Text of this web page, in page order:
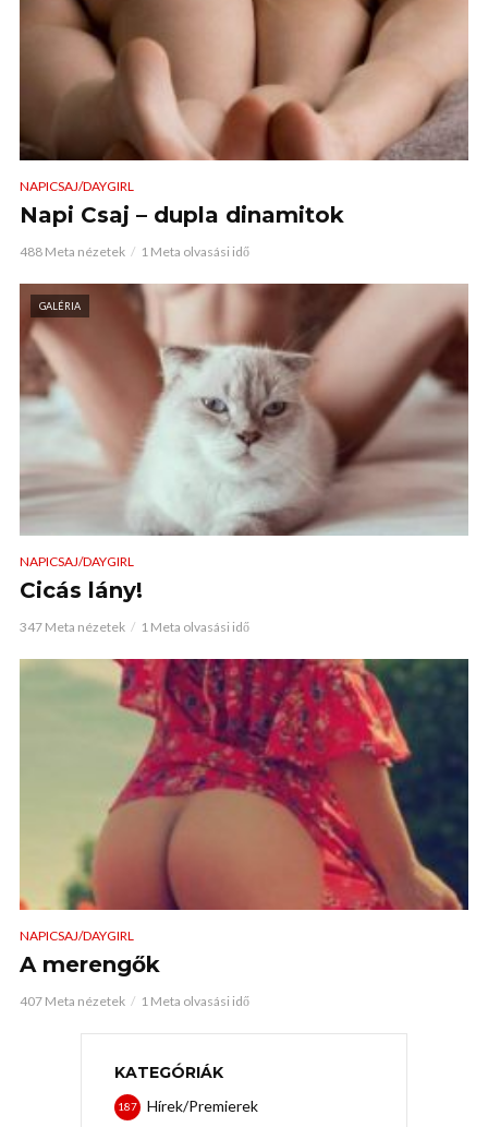
NAPICSAJ/DAYGIRL
Napi Csaj – dupla dinamitok
488 Meta nézetek 1 Meta olvasási idő
GALÉRIA
NAPICSAJ/DAYGIRL
Cicás lány!
347 Meta nézetek 1 Meta olvasási idő
NAPICSAJ/DAYGIRL
A merengők
407 Meta nézetek 1 Meta olvasási idő
KATEGÓRIÁK
Hírek/Premierek
187